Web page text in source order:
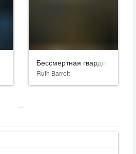
Бессмертная гвардия 2
Ruth Barrett
...